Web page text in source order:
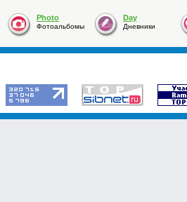
Photo
Фотоальбомы
Day
Дневники